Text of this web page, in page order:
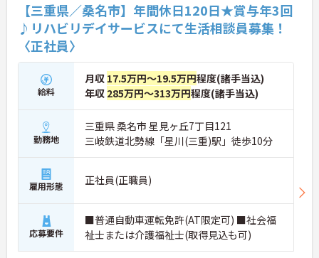
★おすすめPOINT★
・生活支援員からスタートし、サービス管理責任者
やエリアマネージャーへと続く明確なステップアッ
プの道筋が用意されています。急成長中の企業であ
ネジメント職への挑戦も視野に入れていただけま
す。
業環境に加え、産前産後休暇や育児休暇制度がしっ
かりと整備されています。オンとオフの切り替えを
明確にし、心身ともに充実した状態で長くご活躍い
ただけます。
・グループホーム一棟あたりの入居者様20名定員を
常時2～4名のスタッフで支援、国基準を上回る人員
ポートが可能です。施設も専用設計で働きやすく、
ご自身の理想とする福祉を実践できる環境が整って
【三重県／桑名市】年間休日120日★賞与年3回
♪リハビリデイサービスにて生活相談員募集！
〈正社員〉
給料
月収 17.5万円～19.5万円程度(諸手当込)
年収 285万円～313万円程度(諸手当込)
勤務地
三重県 桑名市 星見ヶ丘7丁目121
三岐鉄道北勢線「星川(三重)駅」徒歩10分
雇用形態 正社員(正職員)
応募要件
■普通自動車運転免許(AT限定可) ■社会福
祉士または介護福祉士(取得見込も可)